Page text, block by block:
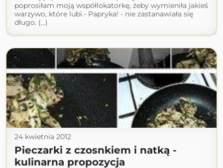
poprosiłam moją współlokatorkę, żeby wymieniła jakieś
warzywo, które lubi.- Papryka! - nie zastanawiała się
długo. (...)
24 kwietnia 2012
Pieczarki z czosnkiem i natką -
kulinarna propozycja